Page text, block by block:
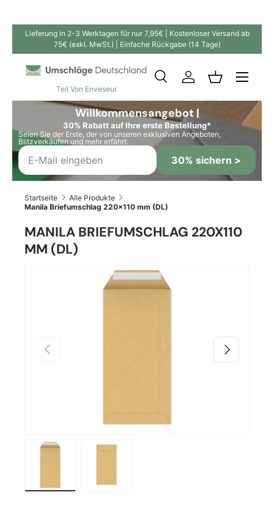
Direkt zum Inhalt
Lieferung in 2-3 Werktagen für nur 7,95€ | Kostenloser Versand ab
75€ (exkl. MwSt.) | Einfache Rückgabe (14 Tage)
Teil Von Enveseur
SuchenSuchen
SucheEinloggen
Willkommensangebot |
30% Rabatt auf Ihre erste Bestellung*
Seien Sie der Erste, der von unseren exklusiven Angeboten,
Blitzverkäufen und mehr erfährt.
30% sichern >
Startseite
Alle Produkte
Manila Briefumschlag 220x110 mm (DL)
MANILA BRIEFUMSCHLAG 220X110
MM (DL)
Zu Produktinformationen springen
Vorherige Nächste